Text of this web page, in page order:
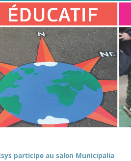
participe au salon Municipalia